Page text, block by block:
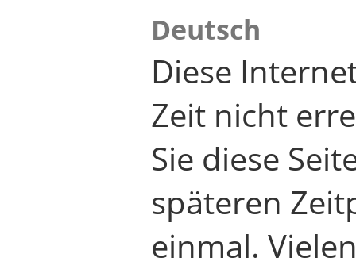
Deutsch
Diese
Zeit nicht
Sie diese
späteren
einmal.